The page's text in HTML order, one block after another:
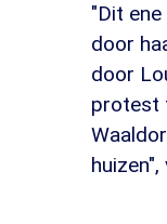
"Dit
door
door
protest